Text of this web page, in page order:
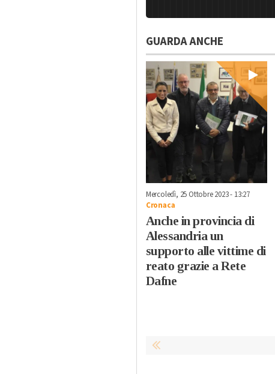
GUARDA ANCHE
Mercoledì, 25 Ottobre 2023 - 13:27
Cronaca
Anche in provincia di
Alessandria un
supporto alle vittime di
reato grazie a Rete
Dafne